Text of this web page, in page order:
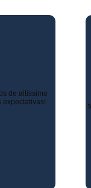
da venda e
e o
trocando de